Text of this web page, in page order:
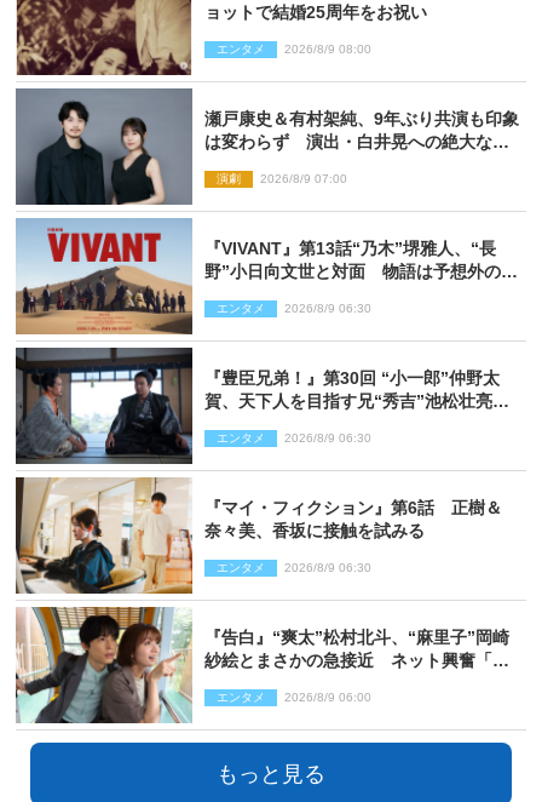
ョットで結婚25周年をお祝い
エンタメ 2026/8/9 08:00
瀬戸康史＆有村架純、9年ぶり共演も印象
は変わらず 演出・白井晃への絶大なる
演劇 2026/8/9 07:00
『VIVANT』第13話“乃木”堺雅人、“長
野”小日向文世と対面 物語は予想外の展
エンタメ 2026/8/9 06:30
『豊臣兄弟！』第30回 “小一郎”仲野太
賀、天下人を目指す兄“秀吉”池松壮亮
エンタメ 2026/8/9 06:30
『マイ・フィクション』第6話 正樹＆
奈々美、香坂に接触を試みる
エンタメ 2026/8/9 06:30
『告白』“爽太”松村北斗、“麻里子”岡崎
紗絵とまさかの急接近 ネット興奮「そ
り）
エンタメ 2026/8/9 06:00
もっと見る